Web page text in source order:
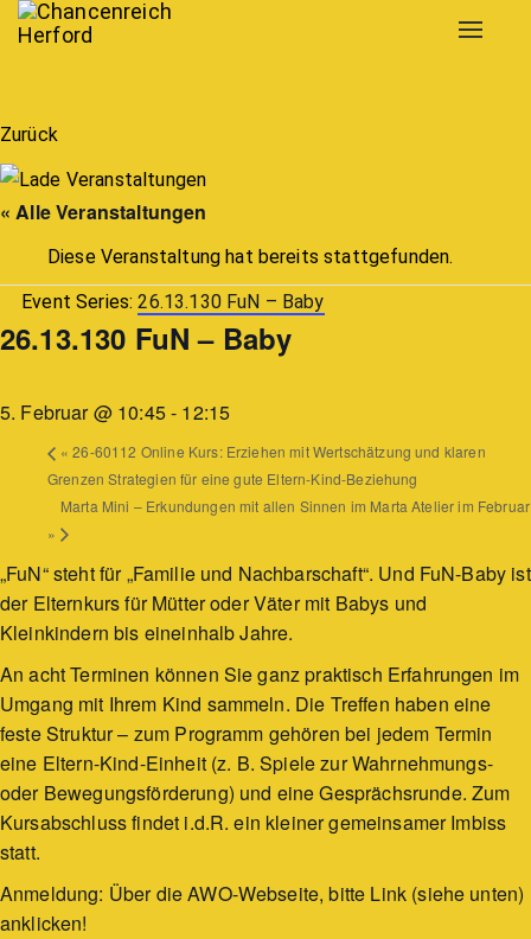
Toggle
Zurück
« Alle Veranstaltungen
Diese Veranstaltung hat bereits stattgefunden.
Event Series:26.13.130 FuN – Baby
26.13.130 FuN – Baby
5. Februar @ 10:45- 12:15
« 26-60112 Online Kurs: Erziehen mit Wertschätzung und klaren
Grenzen Strategien für eine gute Eltern-Kind-Beziehung
Marta Mini – Erkundungen mit allen Sinnen im Marta Atelier im Februar
»
„FuN“ steht für „Familie und Nachbarschaft“. Und FuN-Baby ist
der Elternkurs für Mütter oder Väter mit Babys und
Kleinkindern bis eineinhalb Jahre.
An acht Terminen können Sie ganz praktisch Erfahrungen im
Umgang mit Ihrem Kind sammeln. Die Treffen haben eine
feste Struktur – zum Programm gehören bei jedem Termin
eine Eltern-Kind-Einheit (z. B. Spiele zur Wahrnehmungs-
oder Bewegungsförderung) und eine Gesprächsrunde. Zum
Kursabschluss findet i.d.R. ein kleiner gemeinsamer Imbiss
statt.
Anmeldung: Über die AWO-Webseite, bitte Link (siehe unten)
anklicken!